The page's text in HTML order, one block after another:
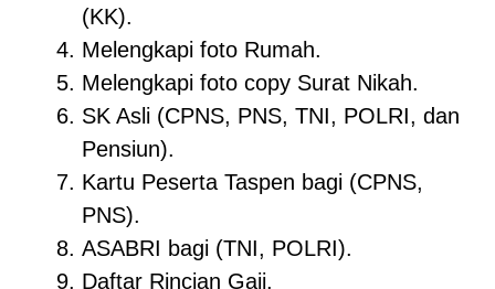
(KK).
Melengkapi foto Rumah.
Melengkapi foto copy Surat Nikah.
SK Asli (CPNS, PNS, TNI, POLRI, dan
Pensiun).
Kartu Peserta Taspen bagi (CPNS,
PNS).
ASABRI bagi (TNI, POLRI).
Daftar Rincian Gaji.